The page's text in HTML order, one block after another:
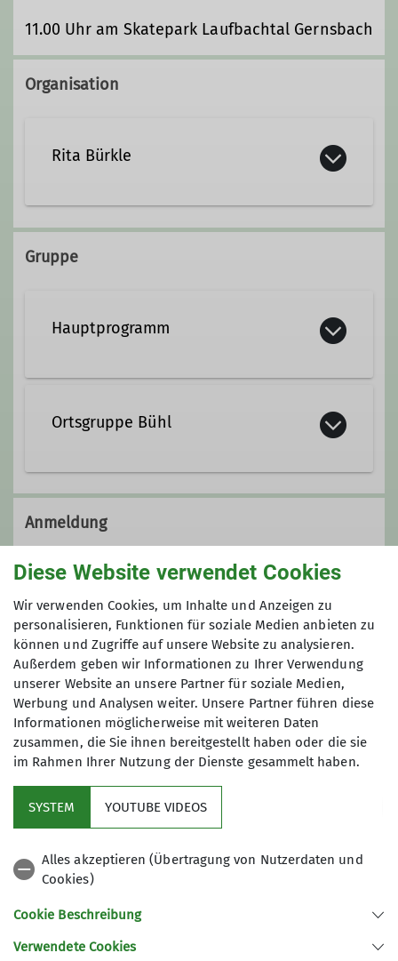
11.00 Uhr am Skatepark Laufbachtal Gernsbach
Organisation
Rita Bürkle
Kontakt aufnehmen
Gruppe
Hauptprogramm
Ortsgruppe Bühl
Anmeldung
Anfrage senden
Anmeldung bis
13.01.2024
Diese Website verwendet Cookies
Wir verwenden Cookies, um Inhalte und Anzeigen zu
personalisieren, Funktionen für soziale Medien anbieten zu
können und Zugriffe auf unsere Website zu analysieren.
Außerdem geben wir Informationen zu Ihrer Verwendung
unserer Website an unsere Partner für soziale Medien,
Werbung und Analysen weiter. Unsere Partner führen diese
Informationen möglicherweise mit weiteren Daten
zusammen, die Sie ihnen bereitgestellt haben oder die sie
im Rahmen Ihrer Nutzung der Dienste gesammelt haben.
SYSTEM YOUTUBE VIDEOS
Alles akzeptieren (Übertragung von Nutzerdaten und
Cookies)
Cookie Beschreibung
Verwendete Cookies